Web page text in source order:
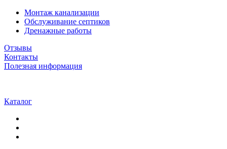
Монтаж канализации
Обслуживание септиков
Дренажные работы
Отзывы
Контакты
Полезная информация
Каталог